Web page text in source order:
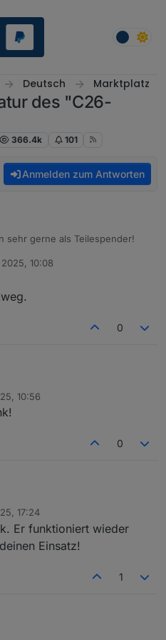
Deutsch Marktplatz
des "C26-
366.4k 101
Anmelden zum Antworten
sehr gerne als Teilespender!
Sinn!
dem Weg.
10:08
0
10:56
0
17:24
Er funktioniert wieder
Einsatz!
1